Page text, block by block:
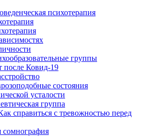
психотерапия
группы
после Ковид-19
состояния
усталости
группа
справиться с тревожностью перед
сомнография